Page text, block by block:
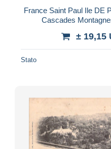
France Saint Paul Ile DE
Cascades
± 19,15
Stato